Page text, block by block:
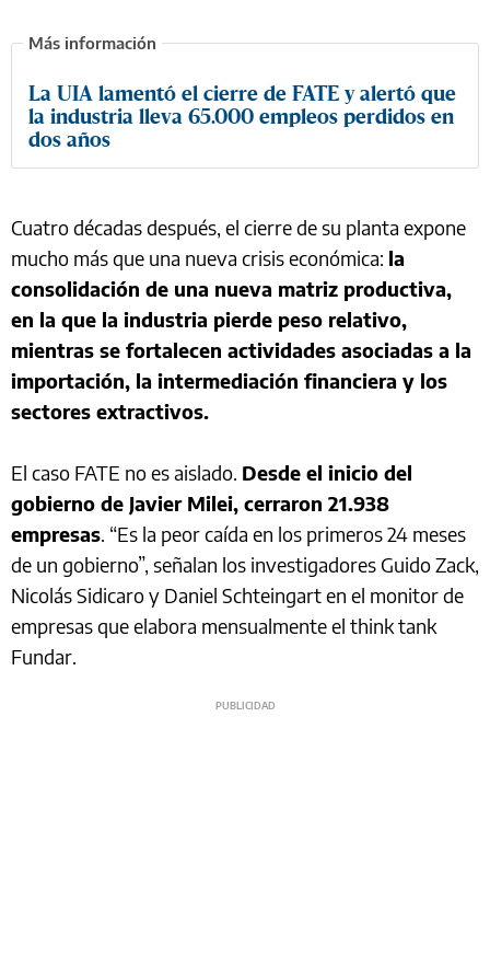
La UIA lamentó el cierre de FATE y alertó que
la industria lleva 65.000 empleos perdidos en
dos años
Cuatro décadas después, el cierre de su planta expone
mucho más que una nueva crisis económica: la
consolidación de una nueva matriz productiva,
en la que la industria pierde peso relativo,
mientras se fortalecen actividades asociadas a la
importación, la intermediación financiera y los
sectores extractivos.
El caso FATE no es aislado. Desde el inicio del
gobierno de Javier Milei, cerraron 21.938
empresas. “Es la peor caída en los primeros 24 meses
de un gobierno”, señalan los investigadores Guido Zack,
Nicolás Sidicaro y Daniel Schteingart en el monitor de
empresas que elabora mensualmente el think tank
Fundar.